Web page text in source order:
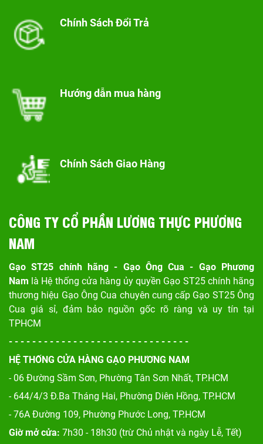
Chính Sách Đổi Trả
Hướng dẫn mua hàng
Chính Sách Giao Hàng
CÔNG TY CỔ PHẦN LƯƠNG THỰC PHƯƠNG
NAM
Gạo ST25 chính hãng - Gạo Ông Cua - Gạo Phương
Nam là Hệ thống cửa hàng ủy quyền Gạo ST25 chính hãng
thương hiệu Gạo Ông Cua chuyên cung cấp Gạo ST25 Ông
Cua giá sỉ, đảm bảo nguồn gốc rõ ràng và uy tín tại
TPHCM
- - - - - - - - - - - - - - - - - - - - - - - - - - - - - - -
HỆ THỐNG CỬA HÀNG GẠO PHƯƠNG NAM
- 06 Đường Sầm Sơn, Phường Tân Sơn Nhất, TP.HCM
- 644/4/3 Đ.Ba Tháng Hai, Phường Diên Hồng, TP.HCM
- 76A Đường 109, Phường Phước Long, TP.HCM
Giờ mở cửa: 7h30 - 18h30 (trừ Chủ nhật và ngày Lễ, Tết)